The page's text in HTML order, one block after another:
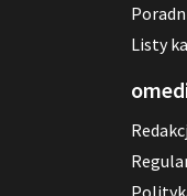
Listy